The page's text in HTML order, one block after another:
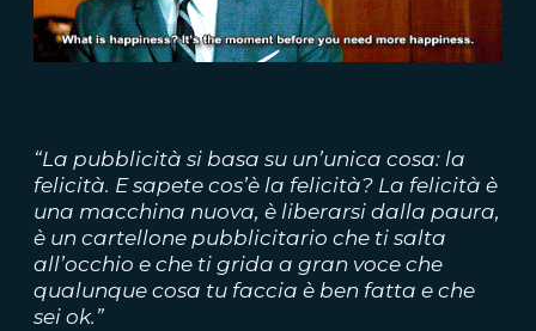
“La pubblicità si basa su un’unica cosa: la
felicità. E sapete cos’è la felicità? La felicità è
una macchina nuova, è liberarsi dalla paura,
è un cartellone pubblicitario che ti salta
all’occhio e che ti grida a gran voce che
qualunque cosa tu faccia è ben fatta e che
sei ok.”